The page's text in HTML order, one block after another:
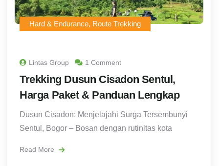
Hard & Endurance, Route Trekking
Lintas Group 1 Comment
Trekking Dusun Cisadon Sentul,
Harga Paket & Panduan Lengkap
Dusun Cisadon: Menjelajahi Surga Tersembunyi
Sentul, Bogor – Bosan dengan rutinitas kota
Read More